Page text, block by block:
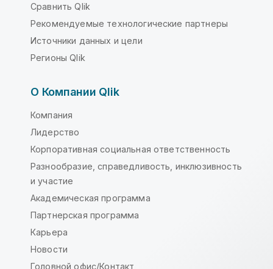
Сравнить Qlik
Рекомендуемые технологические партнеры
Источники данных и цели
Регионы Qlik
О Компании Qlik
Компания
Лидерство
Корпоративная социальная ответственность
Разнообразие, справедливость, инклюзивность
и участие
Академическая программа
Партнерская программа
Карьера
Новости
Головной офис/Контакт